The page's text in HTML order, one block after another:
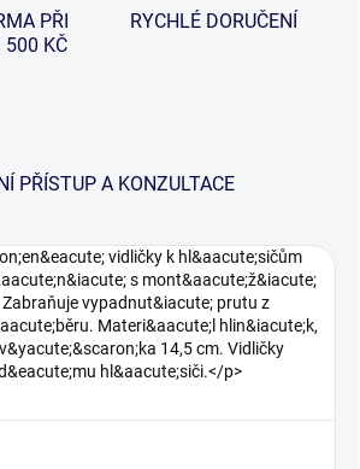
PŘI
500 KČ
RYCHLÉ DORUČENÍ
PŘÍSTUP A KONZULTACE
vidličky k hl&aacute;sičům
s mont&aacute;ž&iacute;
vypadnut&iacute; prutu z
Materi&aacute;l hlin&iacute;k,
14,5 cm. Vidličky
hl&aacute;siči.</p>